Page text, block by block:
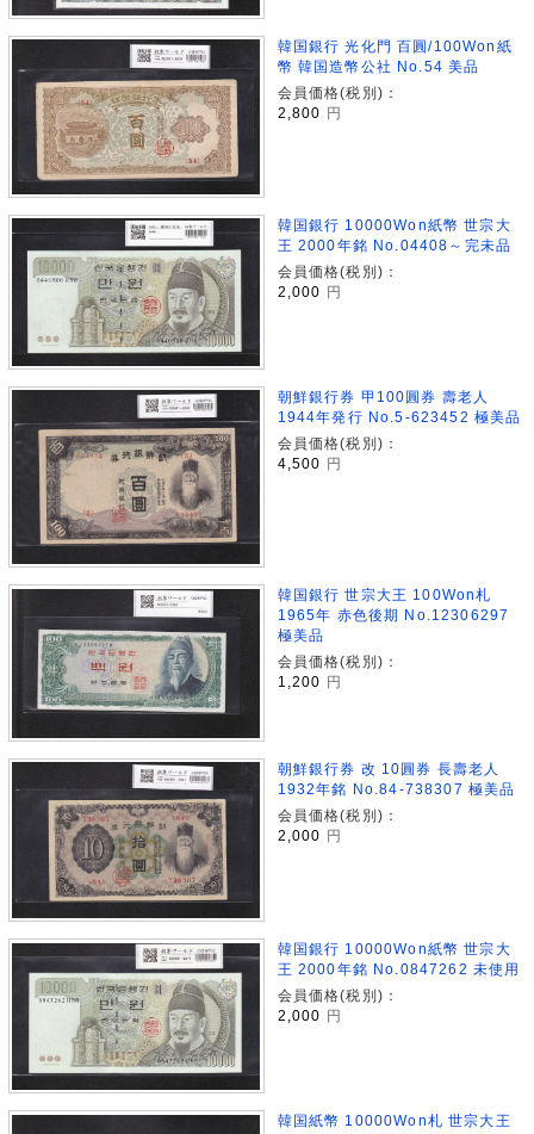
韓国銀行 光化門 百圓/100Won紙
幣 韓国造幣公社 No.54 美品
会員価格(税別)：
2,800 円
韓国銀行 10000Won紙幣 世宗大
王 2000年銘 No.04408～完未品
会員価格(税別)：
2,000
円
朝鮮銀行券 甲100圓券 壽老人
1944年発行 No.5-623452 極美品
会員価格(税別)：
4,500
円
韓国銀行 世宗大王 100Won札
1965年 赤色後期 No.12306297
極美品
会員価格(税別)：
1,200
円
朝鮮銀行券 改 10圓券 長壽老人
1932年銘 No.84-738307 極美品
会員価格(税別)：
2,000 円
韓国銀行 10000Won紙幣 世宗大
王 2000年銘 No.0847262 未使用
会員価格(税別)：
2,000
円
韓国紙幣 10000Won札 世宗大王